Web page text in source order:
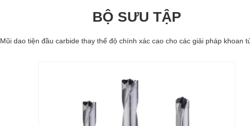
BỘ SƯU TẬP
Mũi dao tiện đầu carbide thay thế độ chính xác cao cho các giải pháp khoan